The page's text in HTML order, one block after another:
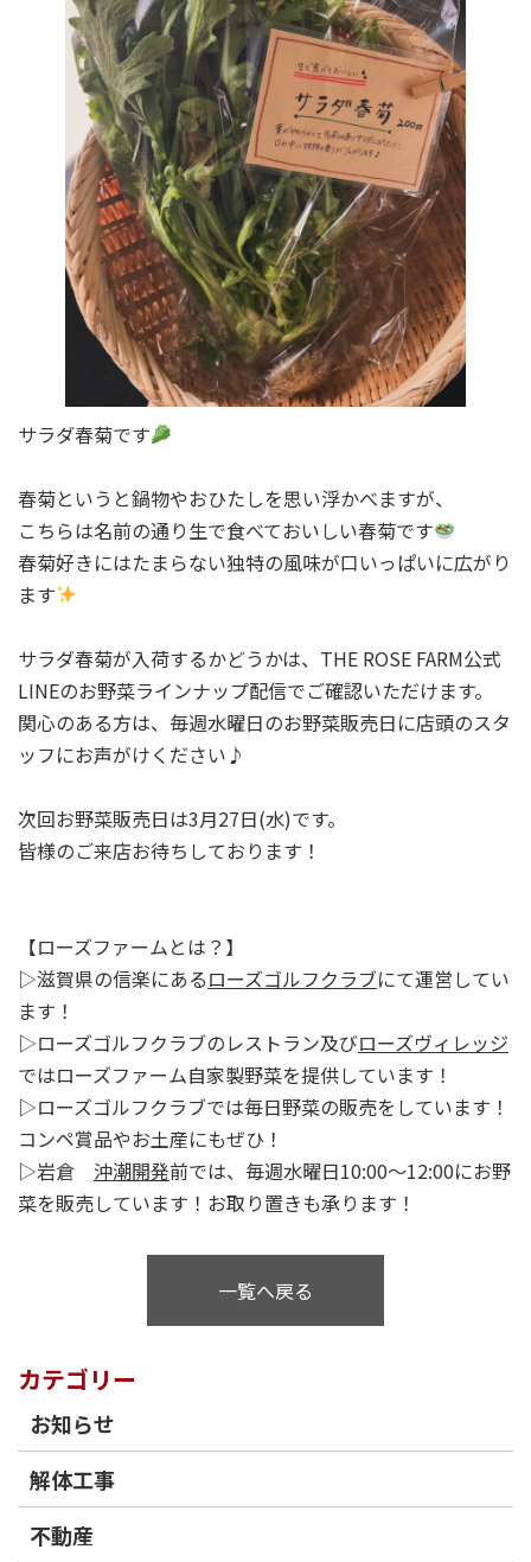
サラダ春菊です
春菊というと鍋物やおひたしを思い浮かべますが、
こちらは名前の通り生で食べておいしい春菊です
春菊好きにはたまらない独特の風味が口いっぱいに広がり
ます
サラダ春菊が入荷するかどうかは、THE ROSE FARM公式
LINEのお野菜ラインナップ配信でご確認いただけます。
関心のある方は、毎週水曜日のお野菜販売日に店頭のスタ
ッフにお声がけください♪
次回お野菜販売日は3月27日(水)です。
皆様のご来店お待ちしております！
【ローズファームとは？】
▷滋賀県の信楽にあるローズゴルフクラブにて運営してい
ます！
▷ローズゴルフクラブのレストラン及びローズヴィレッジ
ではローズファーム自家製野菜を提供しています！
▷ローズゴルフクラブでは毎日野菜の販売をしています！
コンペ賞品やお土産にもぜひ！
▷岩倉 沖潮開発前では、毎週水曜日10:00～12:00にお野
菜を販売しています！お取り置きも承ります！
一覧へ戻る
カテゴリー
お知らせ
解体工事
不動産